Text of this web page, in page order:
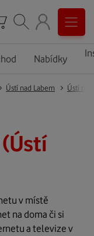
Nabídky
Ústí nad Labem Ústí
v místě
na doma či si
a televize v